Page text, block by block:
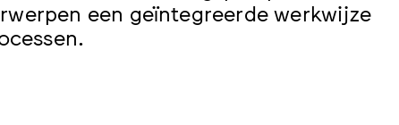
een geïntegreerde werkwijze